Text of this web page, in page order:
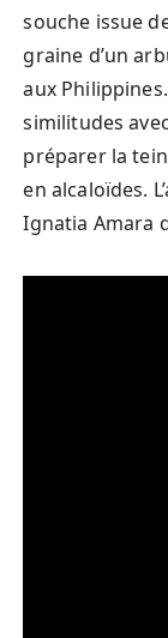
souche issue
graine d’un
aux
similitudes
préparer la
en alcaloïdes.
Ignatia Amara